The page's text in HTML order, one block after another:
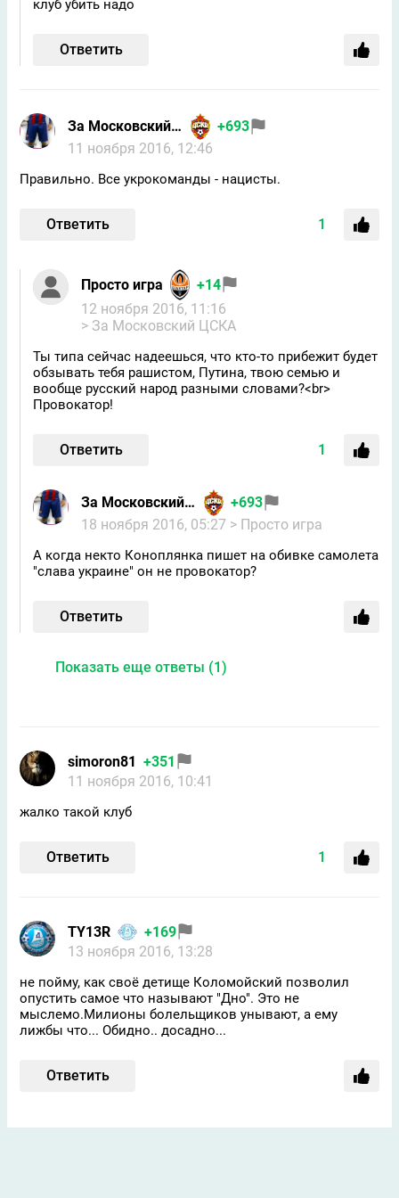
клуб убить надо
Ответить
За Московский ЦСКА
+693
11 ноября 2016, 12:46
Правильно. Все укрокоманды - нацисты.
Ответить 1
Просто игра
+14
12 ноября 2016, 11:16
> За Московский ЦСКА
Ты типа сейчас надеешься, что кто-то прибежит будет
обзывать тебя рашистом, Путина, твою семью и
вообще русский народ разными словами?<br>
Провокатор!
Ответить 1
За Московский ЦСКА
+693
18 ноября 2016, 05:27 > Просто игра
А когда некто Коноплянка пишет на обивке самолета
"слава украине" он не провокатор?
Ответить
Показать еще ответы (1)
simoron81 +351
11 ноября 2016, 10:41
жалко такой клуб
Ответить 1
TY13R
+169
13 ноября 2016, 13:28
не пойму, как своё детище Коломойский позволил
опустить самое что называют "Дно". Это не
мыслемо.Милионы болельщиков унывают, а ему
лижбы что... Обидно.. досадно...
Ответить